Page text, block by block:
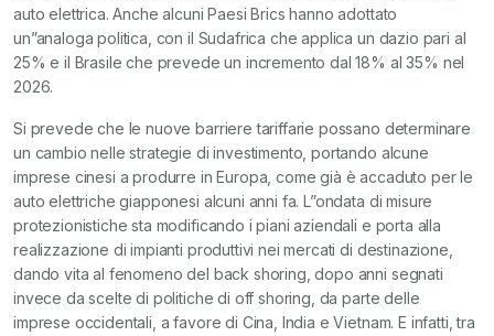
auto elettrica. Anche alcuni Paesi Brics hanno adottato
un”analoga politica, con il Sudafrica che applica un dazio pari al
25% e il Brasile che prevede un incremento dal 18% al 35% nel
2026.
Si prevede che le nuove barriere tariffarie possano determinare
un cambio nelle strategie di investimento, portando alcune
imprese cinesi a produrre in Europa, come già è accaduto per le
auto elettriche giapponesi alcuni anni fa. L”ondata di misure
protezionistiche sta modificando i piani aziendali e porta alla
realizzazione di impianti produttivi nei mercati di destinazione,
dando vita al fenomeno del back shoring, dopo anni segnati
invece da scelte di politiche di off shoring, da parte delle
imprese occidentali, a favore di Cina, India e Vietnam. E infatti, tra